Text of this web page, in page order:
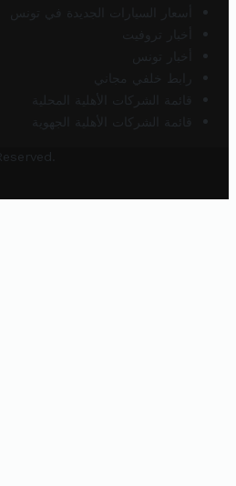
أسعار السيارات الجديدة في تونس
أخبار تروفيت
أخبار تونس
رابط خلفي مجاني
قائمة الشركات الأهلية المحلية
قائمة الشركات الأهلية الجهوية